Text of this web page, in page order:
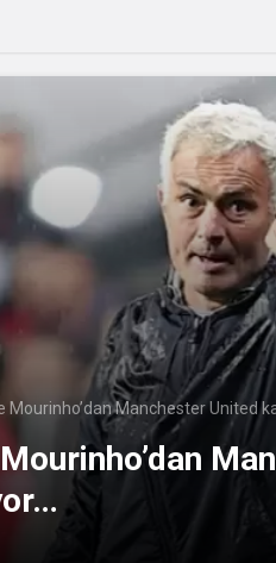
Mourinho’dan Manchester United